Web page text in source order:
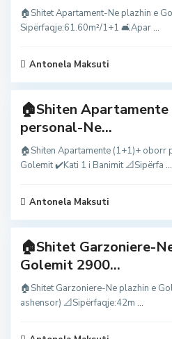
🏠Shitet Apartament-Ne plazhin e
Sipërfaqje:61.60m²/1+1 🛋Apar...
Antonela Maksuti
e
m
,
l
e
m
🏠Shiten
personal-Ne...
🏠Shiten Apartamente (1+1)+ oborr
Golemit ✔️Kati 1 i Banimit 📐Sipërfa ...
Antonela Maksuti
G
o
e
m
,
l
e
m
🏠Shitet Garzoniere-
Golemit 2900...
🏠Shitet Garzoniere-Ne plazhin e
ashensor) 📐Sipërfaqje:42m ...
G
o
e
m
,
l